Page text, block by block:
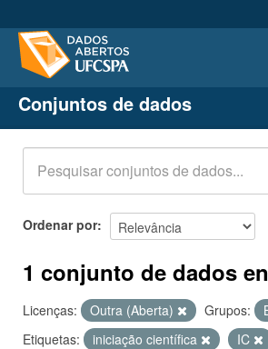
Conjuntos de dados
Organizações
Grupos
Sobre
Conjuntos de dados
Ordenar por
1 conjunto de dados
Licenças: Outra (Aberta) Grupos:
Etiquetas:
iniciação científica
IC